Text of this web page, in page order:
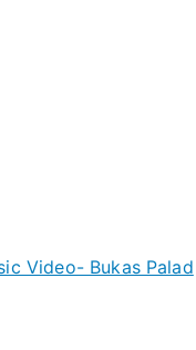
Video- Bukas Palad